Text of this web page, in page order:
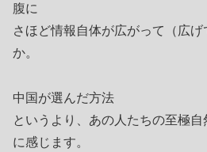
腹に
さほど情報自体が広がって（広げ
か。
中国が選んだ方法
というより、あの人たちの至極
に感じます。